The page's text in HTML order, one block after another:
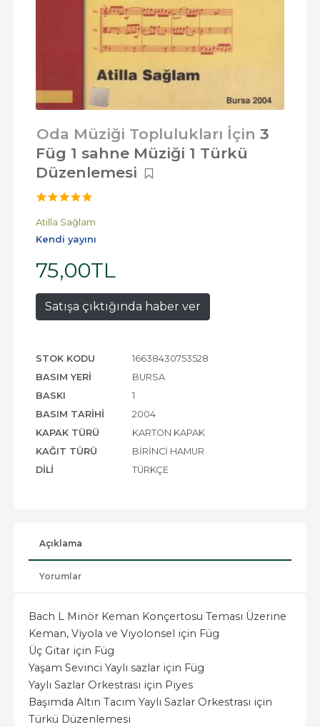
Oda Müziği Toplulukları İçin 3
Füg 1 sahne Müziği 1 Türkü
Düzenlemesi
Atilla Sağlam
Kendi yayını
75,00TL
Satışa çıktığında haber ver
STOK KODU
16638430753528
BASIM YERI
BURSA
BASKI
1
BASIM TARIHI
2004
KAPAK TÜRÜ
KARTON KAPAK
KAĞIT TÜRÜ
BIRINCI HAMUR
DILI
TÜRKÇE
Açıklama
Yorumlar
Bach L Minör Keman Konçertosu Teması Üzerine
Keman, Viyola ve Viyolonsel için Füg
Üç Gitar için Füg
Yaşam Sevinci Yaylı sazlar için Füg
Yaylı Sazlar Orkestrası için Piyes
Başımda Altın Tacım Yaylı Sazlar Orkestrası için
Türkü Düzenlemesi